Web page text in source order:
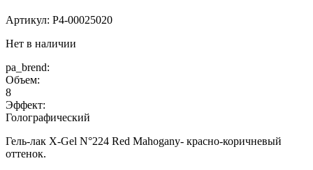
Артикул: P4-00025020
Нет в наличии
pa_brend:
Объем:
8
Эффект:
Голографический
Гель-лак X-Gel N°224 Red Mahogany- красно-коричневый
оттенок.